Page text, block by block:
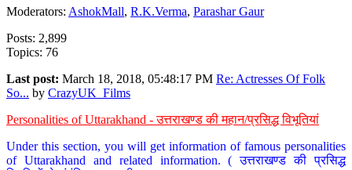
Moderators: AshokMall, R.K.Verma, Parashar Gaur
Posts: 2,899
Topics: 76
Last post: March 18, 2018, 05:48:17 PM Re: Actresses Of Folk
So... by CrazyUK_Films
Personalities of Uttarakhand - उत्तराखण्ड की महान/प्रसिद्ध विभूतियां
Under this section, you will get information of famous personalities
of Uttarakhand and related information. ( उत्तराखण्ड की प्रसिद्ध